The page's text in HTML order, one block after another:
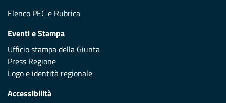
Elenco PEC e Rubrica
Eventi e Stampa
Ufficio stampa della Giunta
Press Regione
Logo e identità regionale
Accessibilità